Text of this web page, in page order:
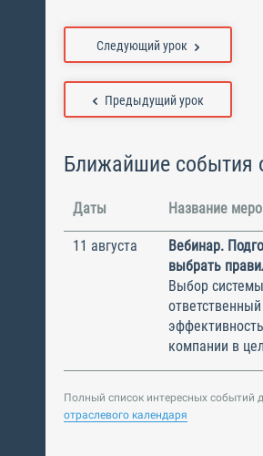
Предыдущий урок
Следующий урок
Ближайшие события
Даты Название
11 августа
Вебинар.
выбрать
Выбор
компании в
Полный список интересных событий
отраслевого календаря